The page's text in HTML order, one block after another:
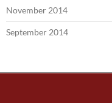
November 2014
September 2014